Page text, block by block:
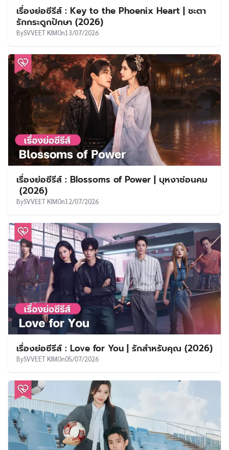
เรื่องย่อซีรีส์ : Key to the Phoenix Heart | ชะตา
รักกระดูกปักษา (2026)
BySVVEET KIMOn13/07/2026
เรื่องย่อซีรีส์ : Blossoms of Power | บุหงาซ่อนคม
(2026)
BySVVEET KIMOn12/07/2026
เรื่องย่อซีรีส์ : Love for You | รักสำหรับคุณ (2026)
BySVVEET KIMOn05/07/2026